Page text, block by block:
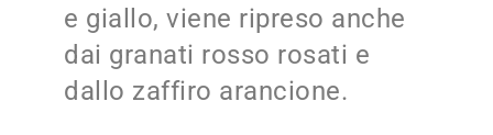
e giallo, viene ripreso anche
dai granati rosso rosati e
dallo zaffiro arancione.